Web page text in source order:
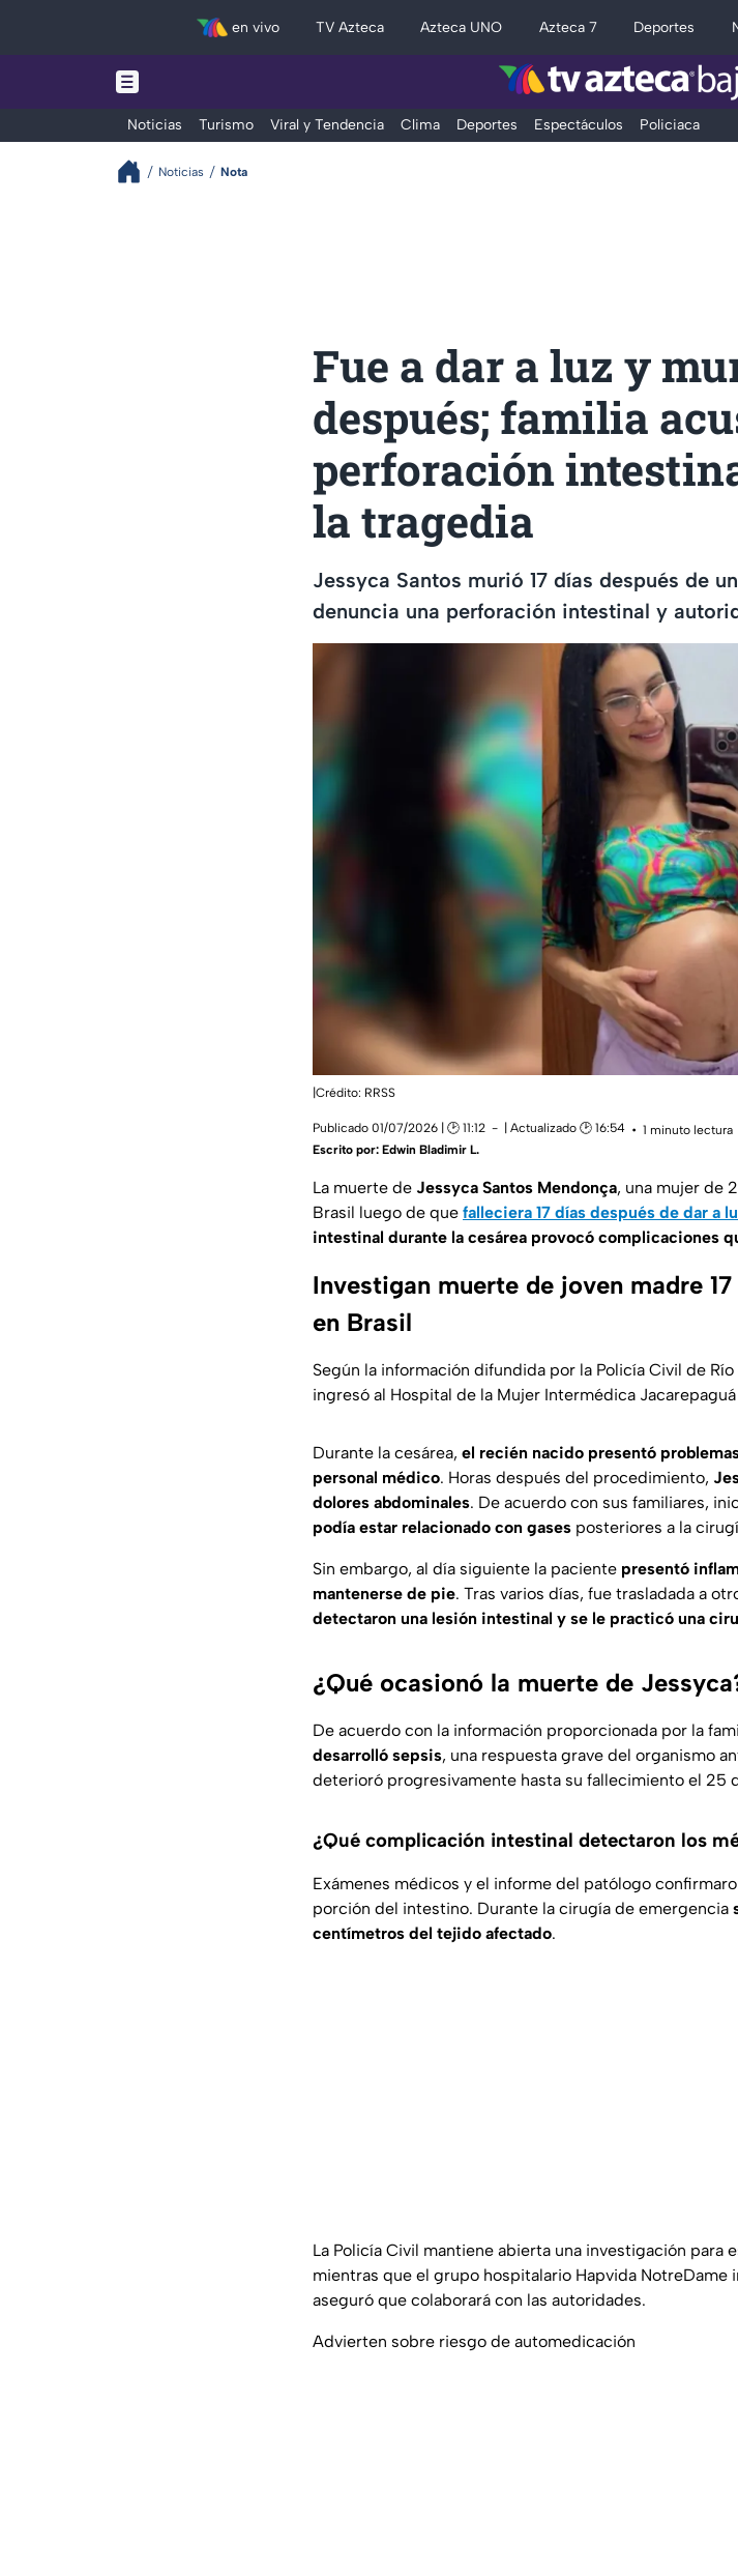
en vivo TV Azteca Azteca UNO Azteca 7 Deportes
Noticias Turismo Viral y Tendencia Clima Deportes Espectáculos Policiaca
Noticias Nota
Fue a dar a luz y
después; familia
perforación
la tragedia
Jessyca Santos murió 17 días después de
denuncia una perforación intestinal y
|Crédito: RRSS
Publicado 01/07/2026 | 🕑 11:12 | Actualizado 🕑 16:54
1 minuto lectura
Escrito por: Edwin Bladimir L.
La muerte de Jessyca Santos Mendonça, una mujer de
Brasil luego de que falleciera 17 días después de dar a
intestinal durante la cesárea provocó complicaciones
Investigan muerte de joven madre
en Brasil
Según la información difundida por la Policía Civil de
ingresó al Hospital de la Mujer Intermédica Jacarepaguá
Durante la cesárea, el recién nacido presentó
personal médico. Horas después del procedimiento,
dolores abdominales. De acuerdo con sus familiares,
podía estar relacionado con gases posteriores a la
Sin embargo, al día siguiente la paciente presentó
mantenerse de pie. Tras varios días, fue trasladada a
detectaron una lesión intestinal y se le practicó una
¿Qué ocasionó la muerte de
De acuerdo con la información proporcionada por la
desarrolló sepsis, una respuesta grave del organismo
deterioró progresivamente hasta su fallecimiento el 25
¿Qué complicación intestinal detectaron los
Exámenes médicos y el informe del patólogo
porción del intestino. Durante la cirugía de emergencia
centímetros del tejido afectado.
La Policía Civil mantiene abierta una investigación para
mientras que el grupo hospitalario Hapvida NotreDame
aseguró que colaborará con las autoridades.
Advierten sobre riesgo de automedicación